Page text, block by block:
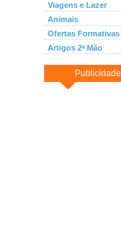
Viagens e Lazer
Animais
Ofertas Formativas
Artigos 2ª Mão
Publicidade